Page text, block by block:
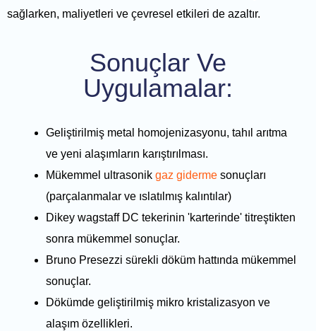
sağlarken, maliyetleri ve çevresel etkileri de azaltır.
Sonuçlar Ve
Uygulamalar:
Geliştirilmiş metal homojenizasyonu, tahıl arıtma
ve yeni alaşımların karıştırılması.
Mükemmel ultrasonik gaz giderme sonuçları
(parçalanmalar ve ıslatılmış kalıntılar)
Dikey wagstaff DC tekerinin 'karterinde' titreştikten
sonra mükemmel sonuçlar.
Bruno Presezzi sürekli döküm hattında mükemmel
sonuçlar.
Dökümde geliştirilmiş mikro kristalizasyon ve
alaşım özellikleri.